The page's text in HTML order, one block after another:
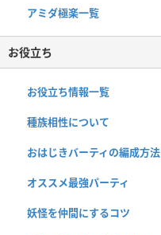
アミダ極楽一覧
お役立ち
お役立ち情報一覧
種族相性について
おはじきバーティの編成方法
オススメ最強パーティ
妖怪を仲間にするコツ